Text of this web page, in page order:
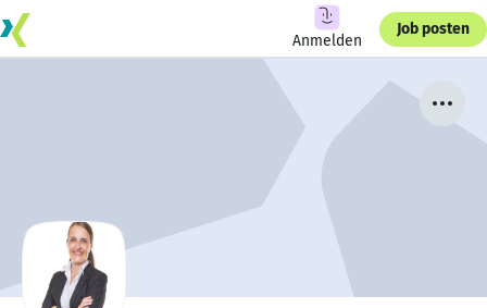
Anmelden
Job posten